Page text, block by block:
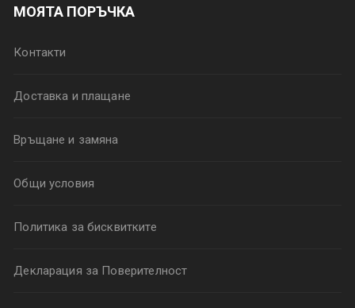
МОЯТА ПОРЪЧКА
Контакти
Доставка и плащане
Връщане и замяна
Общи условия
Политика за бисквитките
Декларация за Поверителност